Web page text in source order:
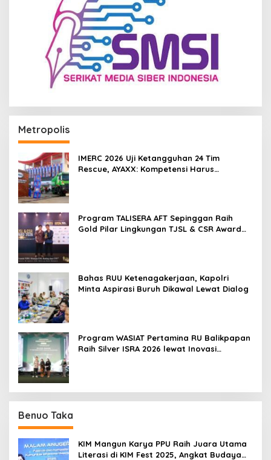
Metropolis
IMERC 2026 Uji Ketangguhan 24 Tim
Rescue, AYAXX: Kompetensi Harus
Program TALISERA AFT Sepinggan Raih
Gold Pilar Lingkungan TJSL & CSR Award
Bahas RUU Ketenagakerjaan, Kapolri
Minta Aspirasi Buruh Dikawal Lewat Dialog
Program WASIAT Pertamina RU Balikpapan
Raih Silver ISRA 2026 lewat Inovasi
Benuo Taka
KIM Mangun Karya PPU Raih Juara Utama
Literasi di KIM Fest 2025, Angkat Budaya